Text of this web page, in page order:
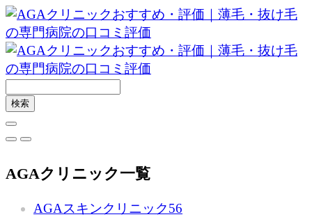
AGAクリニック一覧
AGAスキンクリニック56